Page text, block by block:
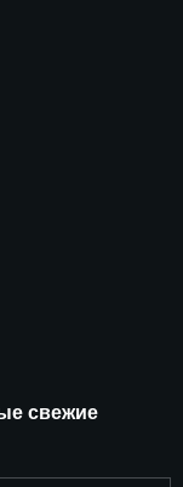
свежие